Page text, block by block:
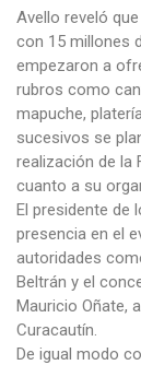
Avello reveló
con 15 millones
empezaron a
rubros como
mapuche,
sucesivos se
realización de la
cuanto a su
El presidente de
presencia en el
autoridades
Beltrán y el
Mauricio Oñate,
Curacautín.
De igual modo